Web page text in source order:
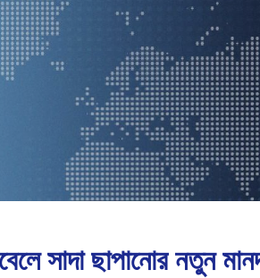
সাদা ছাপানোর নতুন